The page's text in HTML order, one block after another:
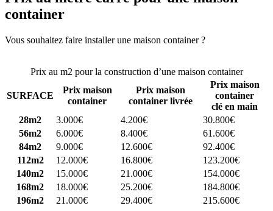
container
Vous souhaitez faire installer une maison container ?
Prix au m2 pour la construction d’une maison container
SURFACE
Prix maison
container
Prix maison
container livrée
Prix maison
container
clé en main
28m2
3.000€ 4.200€
30.800€
56m2
6.000€ 8.400€
61.600€
84m2
9.000€ 12.600€
92.400€
112m2
12.000€ 16.800€
123.200€
140m2
15.000€ 21.000€
154.000€
168m2
18.000€ 25.200€
184.800€
196m2
21.000€ 29.400€ 215.600€